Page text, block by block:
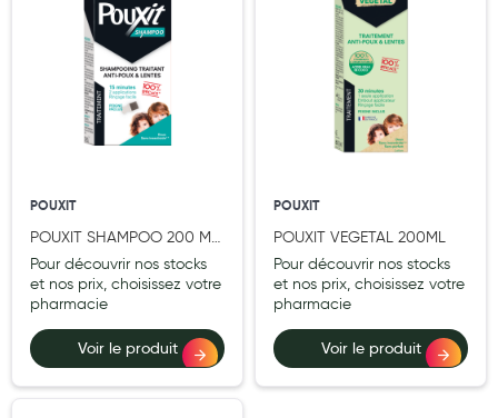
Chaussures
Prothèses mammaires externes
Médication familiale
Les marques
My Privilege
Les promotions
POUXIT
POUXIT SHAMPOO 200 ML
+ 50 ML OFF
Pour découvrir nos stocks
et nos prix, choisissez votre
pharmacie
Voir le produit
POUXIT
POUXIT VEGETAL 200ML
Pour découvrir nos stocks
et nos prix, choisissez votre
pharmacie
Voir le produit